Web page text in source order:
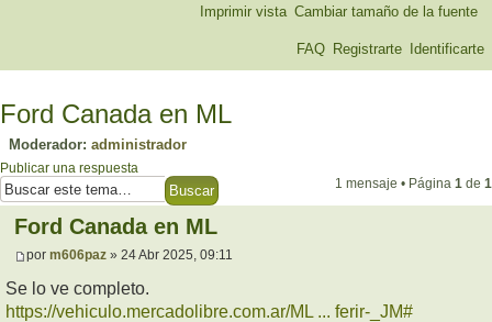
Cambiar tamaño de la fuente
Imprimir vista
FAQ Registrarte Identificarte
Ford Canada en ML
Moderador: administrador
Publicar una respuesta
1 mensaje • Página 1 de 1
Ford Canada en ML
por m606paz » 24 Abr 2025, 09:11
Se lo ve completo.
https://vehiculo.mercadolibre.com.ar/ML ... ferir-_JM#